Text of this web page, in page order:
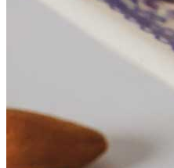
37 rue Croix-Baragnon, 31000
Nous suivre